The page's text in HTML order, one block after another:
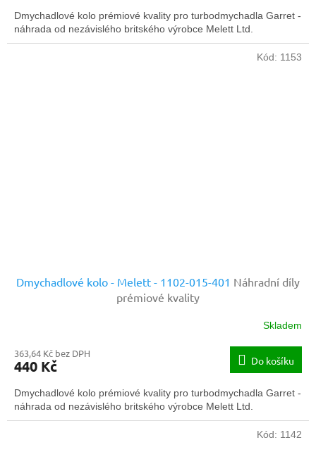
Dmychadlové kolo prémiové kvality pro turbodmychadla Garret -
náhrada od nezávislého britského výrobce Melett Ltd.
Dmychadlové kolo - Melett - 1102-015-401 Náhradní díly
prémiové kvality
Skladem
363,64 Kč bez DPH
440 Kč Do košíku
Dmychadlové kolo prémiové kvality pro turbodmychadla Garret -
náhrada od nezávislého britského výrobce Melett Ltd.
Kód: 1153
Kód: 1142